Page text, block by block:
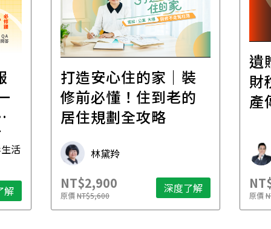
活
解
打造安心住的家｜裝
修前必懂！住到老的
居住規劃全攻略
林黛羚
NT$2,900
原價NT$5,600 深度了解
遺
財
產
原價